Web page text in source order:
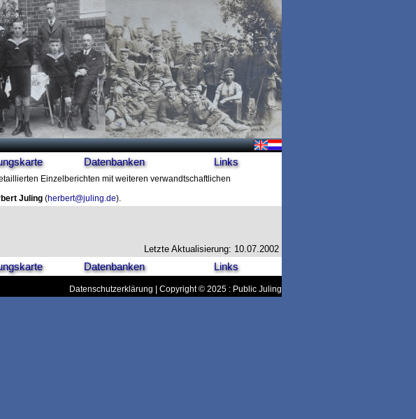
Datenbanken Links
Einzelberichten mit weiteren verwandtschaftlichen
Juling (herbert@juling.de).
Letzte Aktualisierung: 10.07.2002
Datenbanken Links
Datenschutzerklärung | Copyright © 2025 : Public Juling